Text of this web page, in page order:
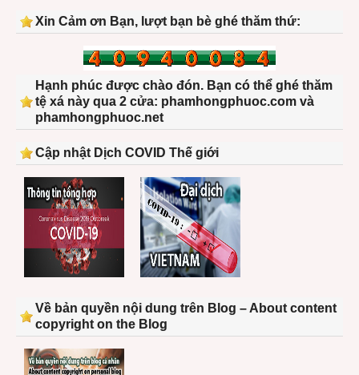
Xin Cảm ơn Bạn, lượt bạn bè ghé thăm thứ:
Hạnh phúc được chào đón. Bạn có thể ghé thăm
tệ xá này qua 2 cửa: phamhongphuoc.com và
phamhongphuoc.net
Cập nhật Dịch COVID Thế giới
Về bản quyền nội dung trên Blog – About content
copyright on the Blog